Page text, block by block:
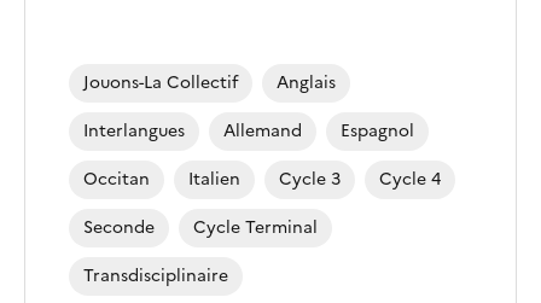
Jouons-La Collectif
Anglais
Interlangues
Allemand
Espagnol
Occitan
Italien Cycle 3
Cycle 4
Seconde
Cycle Terminal
Transdisciplinaire